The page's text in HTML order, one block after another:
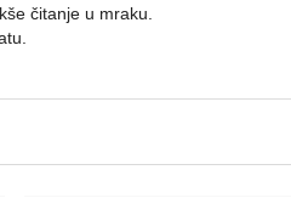
čitanje u mraku.